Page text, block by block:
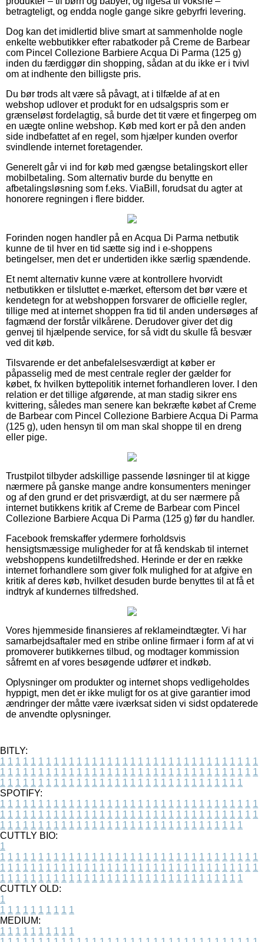
betragteligt, og endda nogle gange sikre gebyrfri levering.
Dog kan det imidlertid blive smart at sammenholde nogle
enkelte webbutikker efter rabatkoder på Creme de Barbear
com Pincel Collezione Barbiere Acqua Di Parma (125 g)
inden du færdiggør din shopping, sådan at du ikke er i tvivl
om at indhente den billigste pris.
Du bør trods alt være så påvagt, at i tilfælde af at en
webshop udlover et produkt for en udsalgspris som er
grænseløst fordelagtig, så burde det tit være et fingerpeg om
en uægte online webshop. Køb med kort er på den anden
side indbefattet af en regel, som hjælper kunden overfor
svindlende internet foretagender.
Generelt går vi ind for køb med gængse betalingskort eller
mobilbetaling. Som alternativ burde du benytte en
afbetalingsløsning som f.eks. ViaBill, forudsat du agter at
honorere regningen i flere bidder.
Forinden nogen handler på en Acqua Di Parma netbutik
kunne de til hver en tid sætte sig ind i e-shoppens
betingelser, men det er undertiden ikke særlig spændende.
Et nemt alternativ kunne være at kontrollere hvorvidt
netbutikken er tilsluttet e-mærket, eftersom det bør være et
kendetegn for at webshoppen forsvarer de officielle regler,
tillige med at internet shoppen fra tid til anden undersøges af
fagmænd der forstår vilkårene. Derudover giver det dig
genvej til hjælpende service, for så vidt du skulle få besvær
ved dit køb.
Tilsvarende er det anbefalelsesværdigt at køber er
påpasselig med de mest centrale regler der gælder for
købet, fx hvilken byttepolitik internet forhandleren lover. I den
relation er det tillige afgørende, at man stadig sikrer ens
kvittering, således man senere kan bekræfte købet af Creme
de Barbear com Pincel Collezione Barbiere Acqua Di Parma
(125 g), uden hensyn til om man skal shoppe til en dreng
eller pige.
Trustpilot tilbyder adskillige passende løsninger til at kigge
nærmere på ganske mange andre konsumenters meninger
og af den grund er det prisværdigt, at du ser nærmere på
internet butikkens kritik af Creme de Barbear com Pincel
Collezione Barbiere Acqua Di Parma (125 g) før du handler.
Facebook fremskaffer ydermere forholdsvis
hensigtsmæssige muligheder for at få kendskab til internet
webshoppens kundetilfredshed. Herinde er der en række
internet forhandlere som giver folk mulighed for at afgive en
kritik af deres køb, hvilket desuden burde benyttes til at få et
indtryk af kundernes tilfredshed.
Vores hjemmeside finansieres af reklameindtægter. Vi har
samarbejdsaftaler med en stribe online firmaer i form af at vi
promoverer butikkernes tilbud, og modtager kommission
såfremt en af vores besøgende udfører et indkøb.
Oplysninger om produkter og internet shops vedligeholdes
hyppigt, men det er ikke muligt for os at give garantier imod
ændringer der måtte være iværksat siden vi sidst opdaterede
de anvendte oplysninger.
BITLY:
1 1 1 1 1 1 1 1 1 1 1 1 1 1 1 1 1 1 1 1 1 1 1 1 1 1 1 1 1 1 1 1 1 1
1 1 1 1 1 1 1 1 1 1 1 1 1 1 1 1 1 1 1 1 1 1 1 1 1 1 1 1 1 1 1 1 1 1
1 1 1 1 1 1 1 1 1 1 1 1 1 1 1 1 1 1 1 1 1 1 1 1 1 1 1 1 1 1 1 1
SPOTIFY:
1 1 1 1 1 1 1 1 1 1 1 1 1 1 1 1 1 1 1 1 1 1 1 1 1 1 1 1 1 1 1 1 1 1
1 1 1 1 1 1 1 1 1 1 1 1 1 1 1 1 1 1 1 1 1 1 1 1 1 1 1 1 1 1 1 1 1 1
1 1 1 1 1 1 1 1 1 1 1 1 1 1 1 1 1 1 1 1 1 1 1 1 1 1 1 1 1 1 1 1
CUTTLY BIO:
1
1 1 1 1 1 1 1 1 1 1 1 1 1 1 1 1 1 1 1 1 1 1 1 1 1 1 1 1 1 1 1 1 1 1
1 1 1 1 1 1 1 1 1 1 1 1 1 1 1 1 1 1 1 1 1 1 1 1 1 1 1 1 1 1 1 1 1 1
1 1 1 1 1 1 1 1 1 1 1 1 1 1 1 1 1 1 1 1 1 1 1 1 1 1 1 1 1 1 1 1
CUTTLY OLD:
1
1 1 1 1 1 1 1 1 1 1
MEDIUM:
1 1 1 1 1 1 1 1 1 1